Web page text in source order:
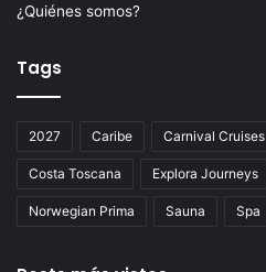
¿Quiénes somos?
Tags
2027 Caribe Carnival Cruises
Costa Toscana Explora Journeys
Norwegian Prima Sauna Spa